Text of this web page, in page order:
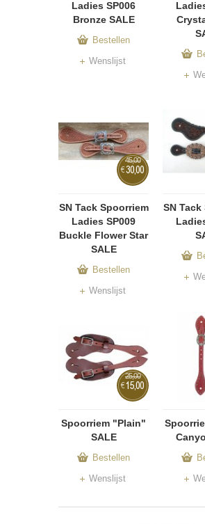
Ladies SP006
Bronze SALE
Bestellen
Wenslijst
SN Tack Spoorriem
Ladies SP009
Buckle Flower Star
SALE
45,00
€30,00
Bestellen
Wenslijst
SN
Spoorriem "Plain"
SALE
25,00
€15,00
Bestellen
Wenslijst